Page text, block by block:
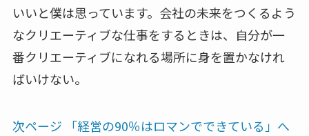
いいと僕は思っています。会社の未来をつくるよう
なクリエーティブな仕事をするときは、自分が一
番クリエーティブになれる場所に身を置かなけれ
ばいけない。
次ページ 「経営の90％はロマンでできている」へ